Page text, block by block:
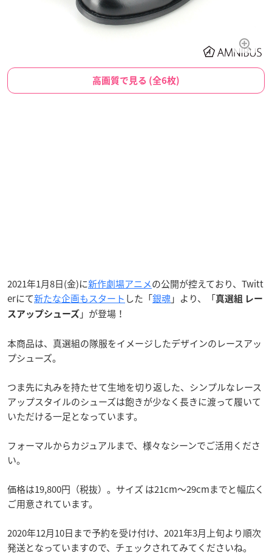
高画質で見る (全6枚)
2021年1月8日(金)に新作劇場アニメの公開が控えており、Twitt
erにて新たな企画もスタート した「銀魂」より、「真選組 レー
スアップシューズ 」が登場！
本商品は、真選組の隊服をイメージしたデザインのレースアッ
プシューズ。
つま先に丸みを持たせて生地を切り返した、シンプルなレース
アップスタイルのシューズは飽きが少なく長きに渡って履いて
いただける一足となっています。
フォーマルからカジュアルまで、様々なシーンでご活用くださ
い。
価格は19,800円（税抜）。サイズ は21cm〜29cmまでと幅広く
ご用意されています。
2020年12月10日まで予約を受け付け、2021年3月上旬より順次
発送となっていますので、チェックされてみてくださいね。